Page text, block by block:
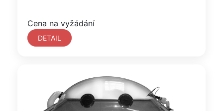
Cena na vyžádání
DETAIL